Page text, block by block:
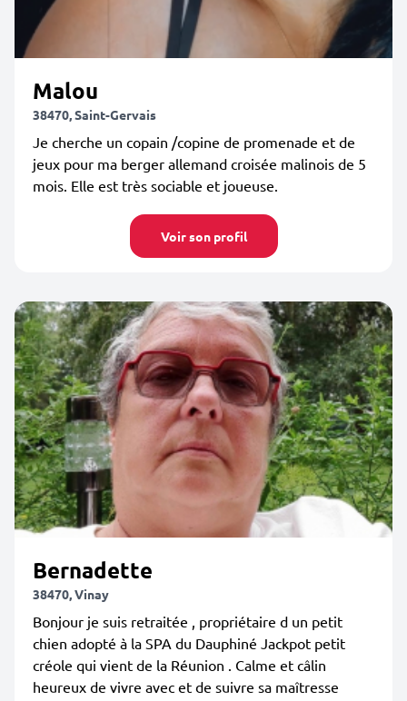
Malou
38470, Saint-Gervais
Je cherche un copain /copine de promenade et de
jeux pour ma berger allemand croisée malinois de 5
mois. Elle est très sociable et joueuse.
Voir son profil
Bernadette
38470, Vinay
Bonjour je suis retraitée , propriétaire d un petit
chien adopté à la SPA du Dauphiné Jackpot petit
créole qui vient de la Réunion . Calme et câlin
heureux de vivre avec et de suivre sa maîtresse